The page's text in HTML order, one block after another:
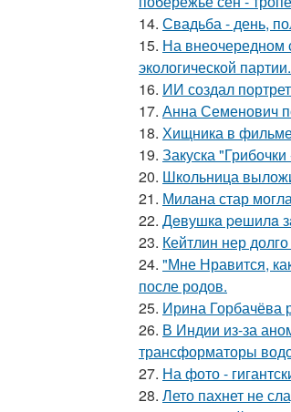
14. Свадьба - день,
15. На внеочередном
экологической партии.
16. ИИ создал
17. Анна Семенович
18. Хищника в
19. Закуска
20. Школьница
21. Милана стар
22. Дeвушкa peшилa
23. Кейтлин нер
24. "Мне Нравится,
после родов.
25. Ирина Горбачёва
26. В Индии из-за
трансформаторы
27. На фото -
28. Лето пахнет не